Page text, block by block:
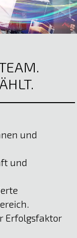
und
und
Erfolgsfaktor